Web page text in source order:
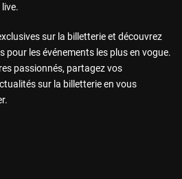
sur la billetterie et découvrez
les événements les plus en vogue.
passionnés, partagez vos
sur la billetterie en vous